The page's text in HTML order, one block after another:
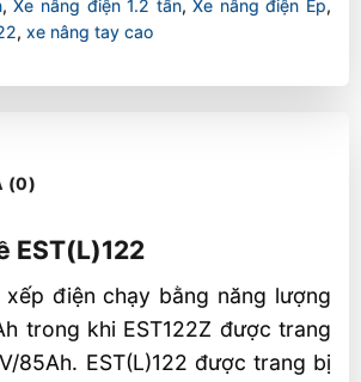
,Xe nâng điện 1.2 tấn,Xe nâng điện Ep,
, xe nâng tay cao
(0)
EST(L)122
xếp điện chạy bằng năng lượng
trong khi EST122Z được trang
85Ah. EST(L)122 được trang bị